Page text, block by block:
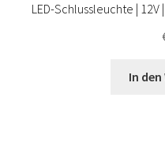
LED-Schlussleuchte |
In